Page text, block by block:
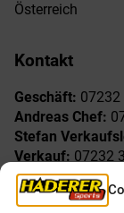
Österreich
Kontakt
Geschäft: 07232
Andreas Chef:
Stefan
Verkauf: 07232
Reklamationen: